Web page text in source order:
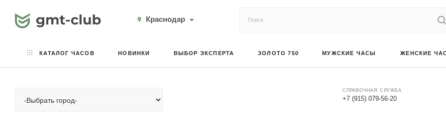
Краснодар
КАТАЛОГ ЧАСОВ НОВИНКИ ВЫБОР ЭКСПЕРТА ЗОЛОТО 750 МУЖСКИЕ ЧАСЫ ЖЕНСКИЕ
СПРАВОЧНАЯ СЛУЖБА
+7 (915) 079-56-20